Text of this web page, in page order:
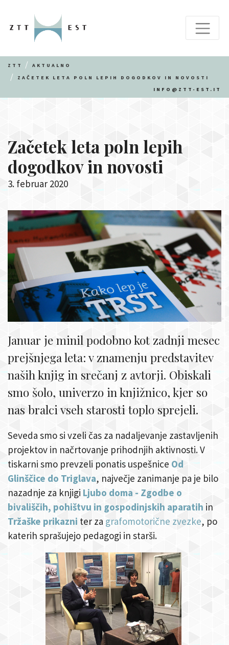
ZTT
AKTUALNO
ZAČETEK LETA POLN LEPIH DOGODKOV IN NOVOSTI
INFO@ZTT-EST.IT
Začetek leta poln lepih
dogodkov in novosti
3. februar 2020
Januar je minil podobno kot zadnji mesec
prejšnjega leta: v znamenju predstavitev
naših knjig in srečanj z avtorji. Obiskali
smo šolo, univerzo in knjižnico, kjer so
nas bralci vseh starosti toplo sprejeli.
Seveda smo si vzeli čas za nadaljevanje zastavljenih
projektov in načrtovanje prihodnjih aktivnosti. V
tiskarni smo prevzeli ponatis uspešnice Od
Glinščice do Triglava, največje zanimanje pa je bilo
nazadnje za knjigi Ljubo doma - Zgodbe o
bivališčih, pohištvu in gospodinjskih aparatih in
Tržaške prikazni ter za grafomotorične zvezke, po
katerih sprašujejo pedagogi in starši.